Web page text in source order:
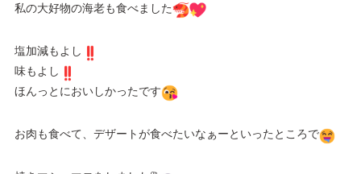
私の大好物の海老も食べました
塩加減もよし
味もよし
ほんっとにおいしかったです
お肉も食べて、デザートが食べたいなぁーといったところで